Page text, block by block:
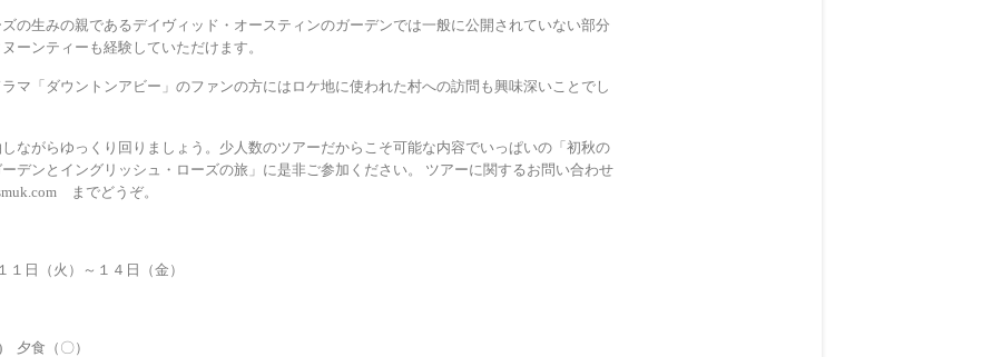
の生みの親であるデイヴィッド・オースティンのガーデンでは一般に公開されていない部分
ーンティーも経験していただけます。
マ「ダウントンアビー」のファンの方にはロケ地に使われた村への訪問も興味深いことでし
ながらゆっくり回りましょう。少人数のツアーだからこそ可能な内容でいっぱいの「初秋の
デンとイングリッシュ・ローズの旅」に是非ご参加ください。 ツアーに関するお問い合わせ
までどうぞ。
日（火）～１４日（金）
食（〇）